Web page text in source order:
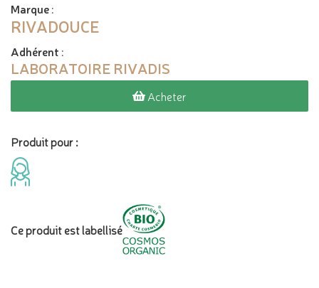
Marque:
RIVADOUCE
Adhérent :
LABORATOIRE RIVADIS
Acheter
Produit pour :
Ce produit est labellisé